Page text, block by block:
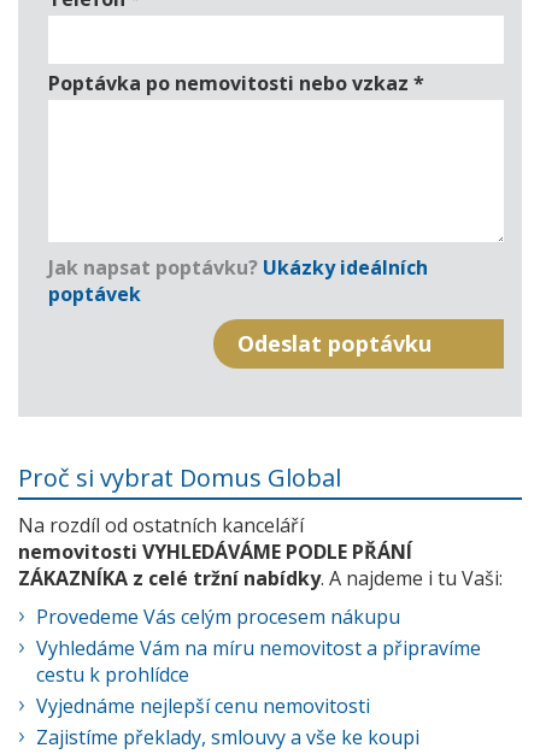
Poptávka po nemovitosti nebo vzkaz *
Jak napsat poptávku? Ukázky ideálních
poptávek
Proč si vybrat Domus Global
Na rozdíl od ostatních kanceláří
nemovitosti VYHLEDÁVÁME PODLE PŘÁNÍ
ZÁKAZNÍKA z celé tržní nabídky. A najdeme i tu Vaši:
Provedeme Vás celým procesem nákupu
Vyhledáme Vám na míru nemovitost a připravíme
cestu k prohlídce
Vyjednáme nejlepší cenu nemovitosti
Zajistíme překlady, smlouvy a vše ke koupi